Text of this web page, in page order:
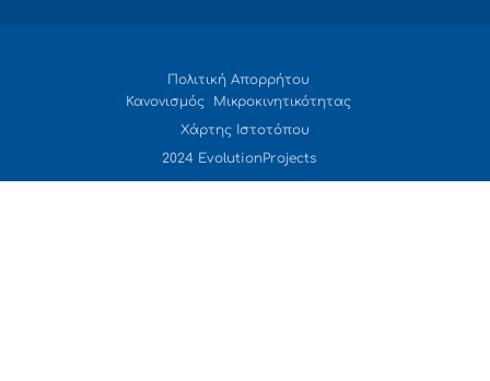
Πολιτική Απορρήτου
Κανονισμός Μικροκινητικότητας
Χάρτης Ιστοτόπου
2024 EvolutionProjects